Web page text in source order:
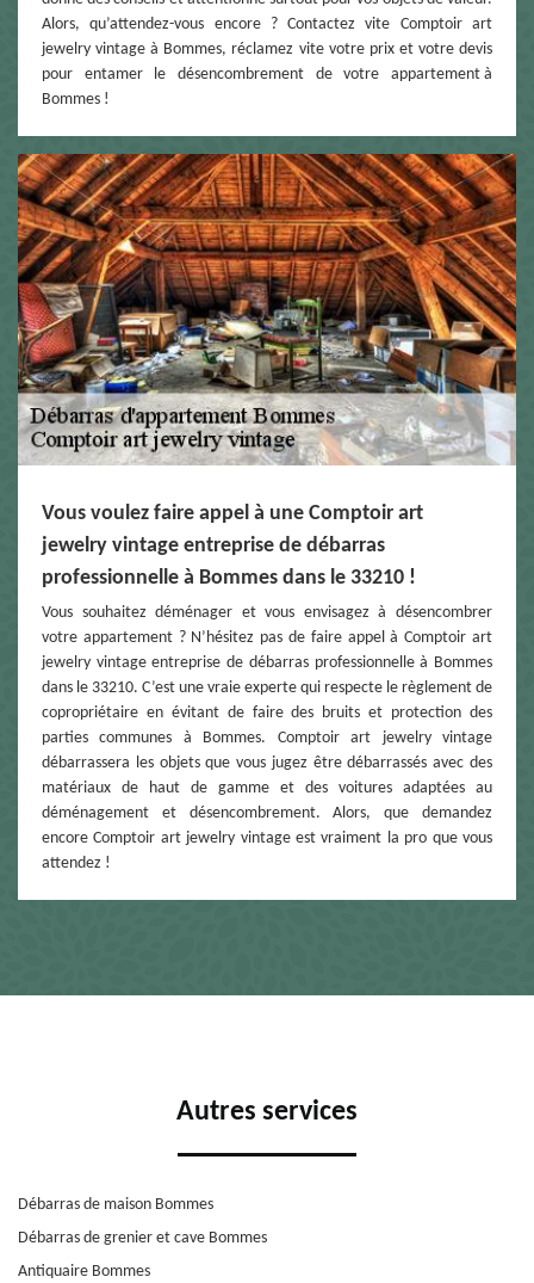
Alors, qu’attendez-vous encore ? Contactez vite Comptoir art
jewelry vintage à Bommes, réclamez vite votre prix et votre devis
pour entamer le désencombrement de votre appartement à
Bommes !
Vous voulez faire appel à une Comptoir art
jewelry vintage entreprise de débarras
professionnelle à Bommes dans le 33210 !
Vous souhaitez déménager et vous envisagez à désencombrer
votre appartement ? N’hésitez pas de faire appel à Comptoir art
jewelry vintage entreprise de débarras professionnelle à Bommes
dans le 33210. C’est une vraie experte qui respecte le règlement de
copropriétaire en évitant de faire des bruits et protection des
parties communes à Bommes. Comptoir art jewelry vintage
débarrassera les objets que vous jugez être débarrassés avec des
matériaux de haut de gamme et des voitures adaptées au
déménagement et désencombrement. Alors, que demandez
encore Comptoir art jewelry vintage est vraiment la pro que vous
attendez !
Autres services
Débarras de maison Bommes
Débarras de grenier et cave Bommes
Antiquaire Bommes